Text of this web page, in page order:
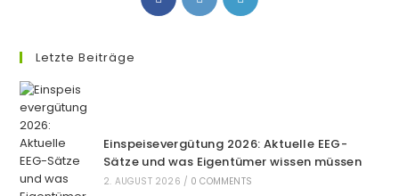
in
in
Letzte Beiträge
Einspeisevergütung 2026: Aktuelle EEG-
Sätze und was Eigentümer wissen müssen
2. AUGUST 2026 / 0 COMMENTS